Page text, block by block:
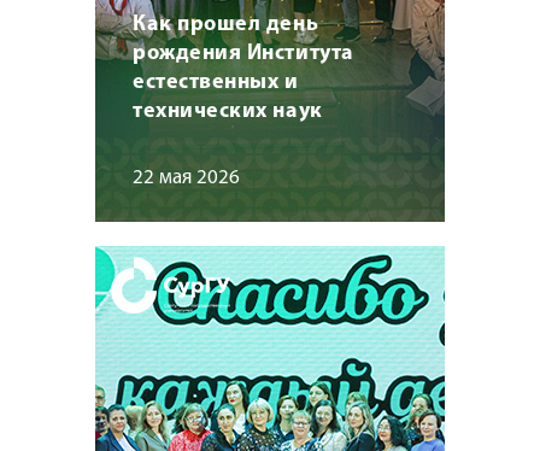
Как прошел день
рождения Института
естественных и
технических наук
22 мая 2026